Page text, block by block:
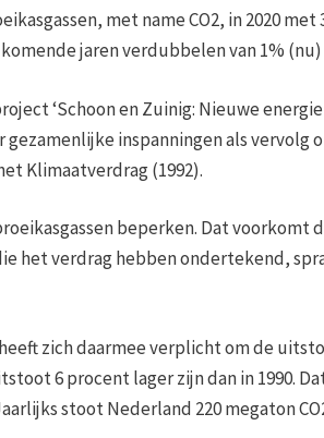
met name CO2, in 2020 met
jaren verdubbelen van 1% (nu)
‘Schoon en Zuinig: Nieuwe
gezamenlijke inspanningen als
Klimaatverdrag (1992).
beperken. Dat voorkomt
het verdrag hebben ondertekend,
zich daarmee verplicht om de
6 procent lager zijn dan in 1990.
stoot Nederland 220 megaton